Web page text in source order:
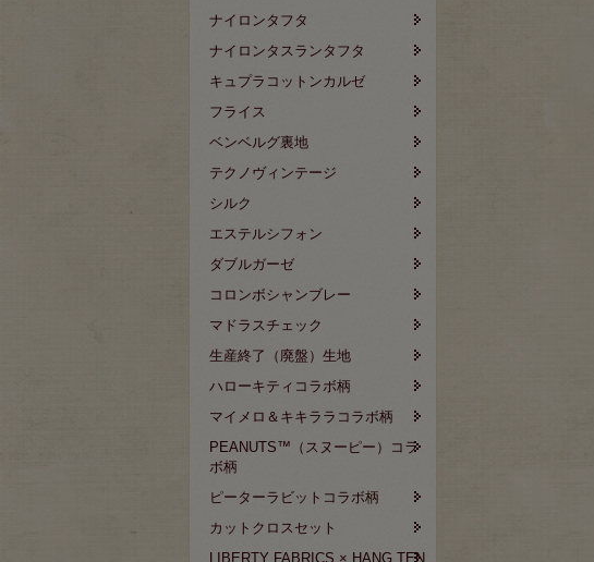
ナイロンタフタ
ナイロンタスランタフタ
キュプラコットンカルゼ
フライス
ベンベルグ裏地
テクノヴィンテージ
シルク
エステルシフォン
ダブルガーゼ
コロンボシャンブレー
マドラスチェック
生産終了（廃盤）生地
ハローキティコラボ柄
マイメロ＆キキララコラボ柄
PEANUTS™（スヌーピー）コラ
ボ柄
ピーターラビットコラボ柄
カットクロスセット
LIBERTY FABRICS × HANG TEN